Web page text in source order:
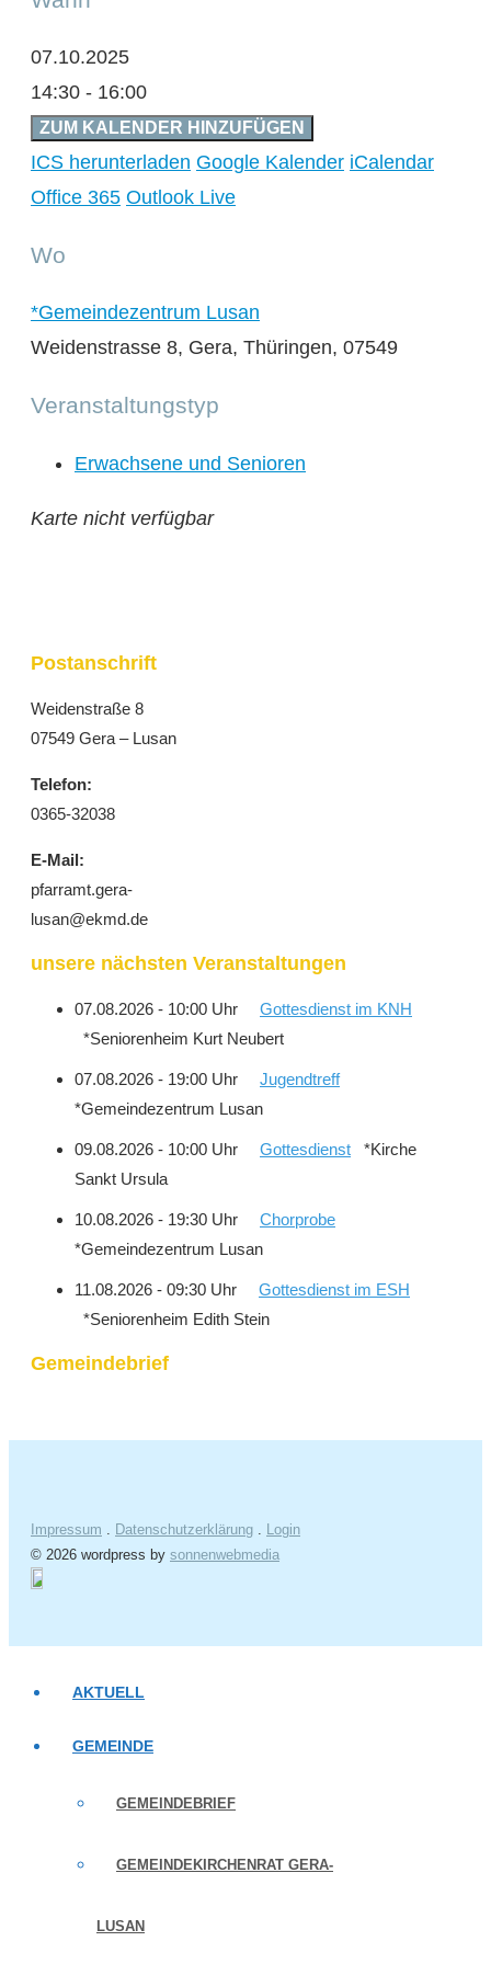
07.10.2025
14:30 - 16:00
ZUM KALENDER HINZUFÜGEN
ICS herunterladen Google Kalender iCalendar
Office 365 Outlook Live
Wo
*Gemeindezentrum Lusan
Weidenstrasse 8, Gera, Thüringen, 07549
Veranstaltungstyp
Erwachsene und Senioren
Karte nicht verfügbar
Postanschrift
Weidenstraße 8
07549 Gera – Lusan
Telefon:
0365-32038
E-Mail:
pfarramt.gera-
lusan@ekmd.de
unsere nächsten Veranstaltungen
07.08.2026 - 10:00 Uhr Gottesdienst im KNH
*Seniorenheim Kurt Neubert
07.08.2026 - 19:00 Uhr Jugendtreff
*Gemeindezentrum Lusan
09.08.2026 - 10:00 Uhr Gottesdienst *Kirche
Sankt Ursula
10.08.2026 - 19:30 Uhr Chorprobe
*Gemeindezentrum Lusan
11.08.2026 - 09:30 Uhr Gottesdienst im ESH
*Seniorenheim Edith Stein
Gemeindebrief
Impressum . Datenschutzerklärung . Login
© 2026 wordpress by sonnenwebmedia
AKTUELL
GEMEINDE
GEMEINDEBRIEF
GEMEINDEKIRCHENRAT GERA-
LUSAN